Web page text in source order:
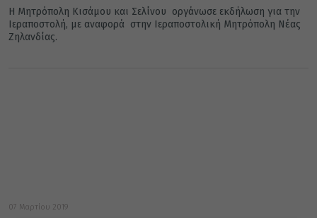
Η Μητρόπολη Κισάμου και Σελίνου οργάνωσε εκδήλωση για την
Ιεραποστολή, με αναφορά στην Ιεραποστολική Μητρόπολη Νέας
Ζηλανδίας.
07 Μαρτίου 2019